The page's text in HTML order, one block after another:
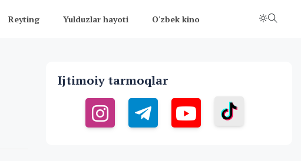
Reyting Yulduzlar hayoti O'zbek kino
Ijtimoiy tarmoqlar